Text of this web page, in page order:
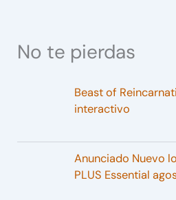
No te pierdas
Beast of
interactivo
Anunciado Nuevo
PLUS Essential